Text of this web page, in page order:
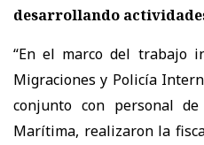
desarrollando
“En el marco del trabajo
Migraciones y Policía
conjunto con personal
Marítima, realizaron la